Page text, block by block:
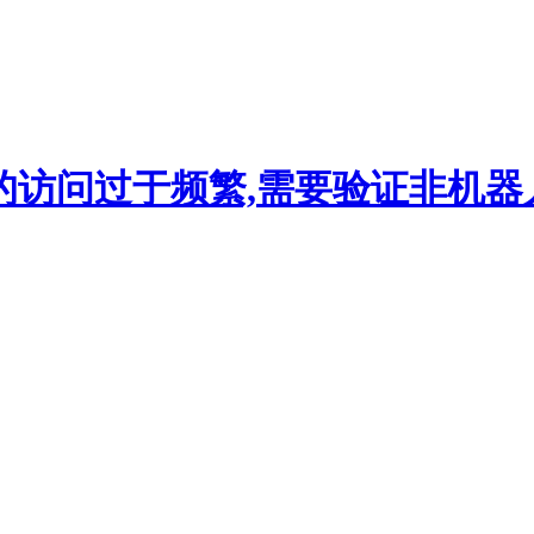
访问过于频繁,需要验证非机器